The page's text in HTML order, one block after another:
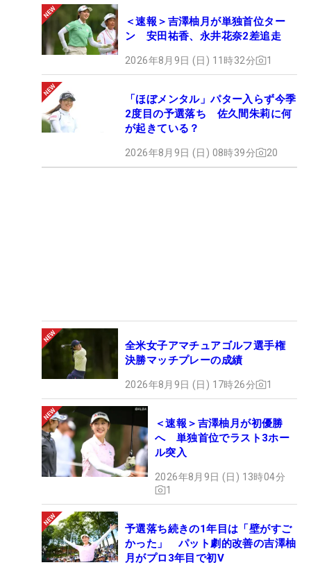
＜速報＞吉澤柚月が単独首位ター
ン 安田祐香、永井花奈2差追走
2026年8月9日 (日) 11時32分 1
「ほぼメンタル」パター入らず今季
2度目の予選落ち 佐久間朱莉に何
が起きている？
2026年8月9日 (日) 08時39分 20
全米女子アマチュアゴルフ選手権
決勝マッチプレーの成績
2026年8月9日 (日) 17時26分 1
＜速報＞吉澤柚月が初優勝
へ 単独首位でラスト3ホー
ル突入
2026年8月9日 (日) 13時04分
1
予選落ち続きの1年目は「壁がすご
かった」 パット劇的改善の吉澤柚
月がプロ3年目で初V